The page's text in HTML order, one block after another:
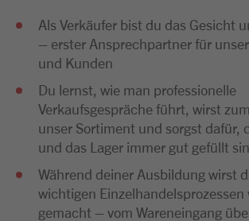
Als Verkäufer bist du das Gesicht
– erster Ansprechpartner für
und Kunden
Du lernst, wie man professionelle
Verkaufsgespräche führt, wirst
unser Sortiment und sorgst dafür,
und das Lager immer gut gefüllt
Während deiner Ausbildung wirst
wichtigen Einzelhandelsprozessen
gemacht – vom Wareneingang